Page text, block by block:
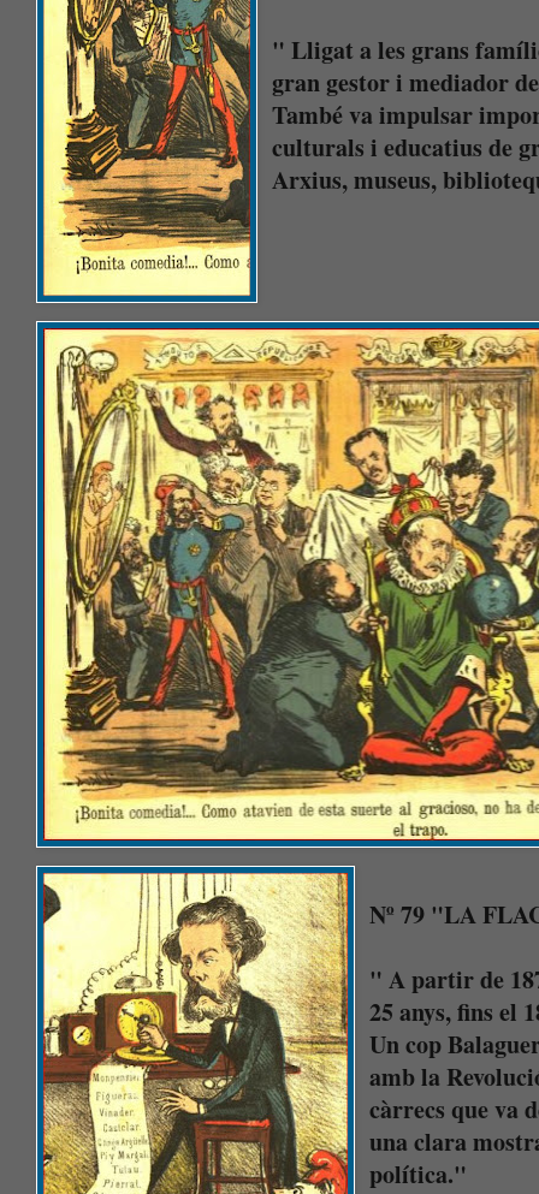
" Lligat a les grans
gran gestor i mediador
També va impulsar
culturals i educatius de
Arxius, museus,
Nº 79 "LA
" A partir de
25 anys, fins el
Un cop
amb la
càrrecs que va
una clara
política."